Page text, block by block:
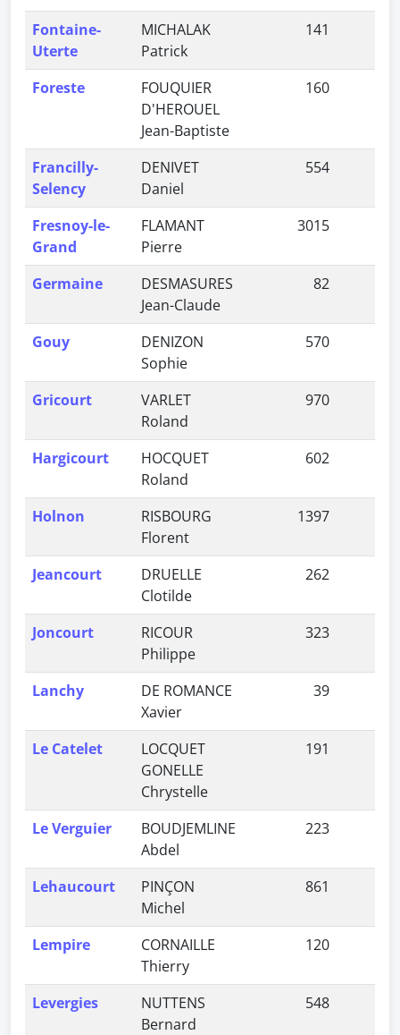
Fontaine-
Uterte
MICHALAK
Patrick
141
Foreste
FOUQUIER
D'HEROUEL
Jean-Baptiste
160
Francilly-
Selency
DENIVET
Daniel
554
Fresnoy-le-
Grand
FLAMANT
Pierre
3015
Germaine
DESMASURES
Jean-Claude
82
Gouy
DENIZON
Sophie
570
Gricourt
VARLET
Roland
970
Hargicourt
HOCQUET
Roland
602
Holnon
RISBOURG
Florent
1397
Jeancourt
DRUELLE
Clotilde
262
Joncourt
RICOUR
Philippe
323
Lanchy
DE ROMANCE
Xavier
39
Le Catelet
LOCQUET
GONELLE
Chrystelle
191
Le Verguier
BOUDJEMLINE
Abdel
223
Lehaucourt
PINÇON
Michel
861
Lempire
CORNAILLE
Thierry
120
Levergies
NUTTENS
Bernard
548